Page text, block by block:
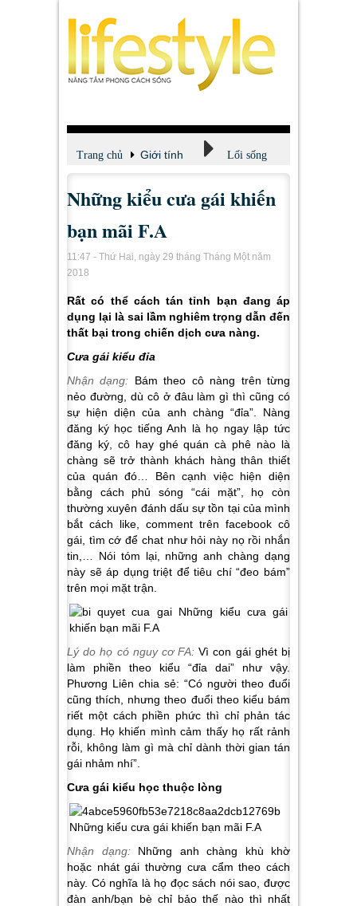
Trang chủ Giới tính Lối sống
Những kiểu cưa gái khiến
bạn mãi F.A
11:47 - Thứ Hai, ngày 29 tháng Tháng Một năm
2018
Rất có thể cách tán tỉnh bạn đang áp
dụng lại là sai lầm nghiêm trọng dẫn đến
thất bại trong chiến dịch cưa nàng.
Cưa gái kiểu đỉa
Nhận dạng: Bám theo cô nàng trên từng
nẻo đường, dù cô ở đâu làm gì thì cũng có
sự hiện diện của anh chàng “đỉa”. Nàng
đăng ký học tiếng Anh là họ ngay lập tức
đăng ký, cô hay ghé quán cà phê nào là
chàng sẽ trở thành khách hàng thân thiết
của quán đó… Bên cạnh việc hiện diện
bằng cách phủ sóng “cái mặt”, họ còn
thường xuyên đánh dấu sự tồn tại của mình
bắt cách like, comment trên facebook cô
gái, tìm cớ để chat như hỏi này nọ rồi nhắn
tin,… Nói tóm lại, những anh chàng dạng
này sẽ áp dụng triệt để tiêu chí “đeo bám”
trên mọi mặt trận.
Lý do họ có nguy cơ FA: Vì con gái ghét bị
làm phiền theo kiểu “đỉa dai” như vậy.
Phương Liên chia sẻ: “Có người theo đuổi
cũng thích, nhưng theo đuổi theo kiểu bám
riết một cách phiền phức thì chỉ phản tác
dụng. Họ khiến mình cảm thấy họ rất rảnh
rỗi, không làm gì mà chỉ dành thời gian tán
gái nhảm nhí”.
Cưa gái kiểu học thuộc lòng
Nhận dạng:Những anh chàng khù khờ
hoặc nhát gái thường cưa cẩm theo cách
này. Có nghĩa là họ đọc sách nói sao, được
đàn anh/bạn bè chỉ bảo thế nào thì nhất